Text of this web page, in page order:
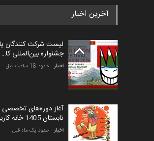
پنجمین مسابقۀ
مهلت 5 ماه دیگر
آخرین اخبار
لیست شرکت کنندگان
جشنواره بین‌المللی کا…
اخبار حدود 18 ساعت قبل
آغاز دوره‌های
تابستان 1405 خانه کاریکات…
اخبار حدود یک ماه قبل